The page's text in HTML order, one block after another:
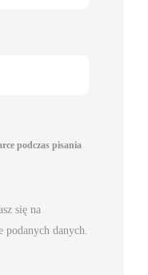
podczas pisania
się na
podanych danych.